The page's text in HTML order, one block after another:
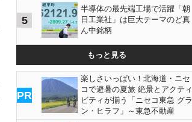
5
半導体の最先端工場で活躍「朝
日工業社」は巨大テーマのど真
ん中銘柄
もっと見る
PR
楽しさいっぱい！北海道・ニセ
コで避暑の夏旅 絶景とアクティ
ビティが揃う「ニセコ東急 グラ
ン・ヒラフ」～東急不動産